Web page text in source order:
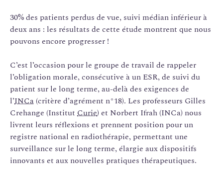
30% des patients perdus de vue, suivi médian inférieur à
deux ans : les résultats de cette étude montrent que nous
pouvons encore progresser !
C’est l’occasion pour le groupe de travail de rappeler
l’obligation morale, consécutive à un ESR, de suivi du
patient sur le long terme, au-delà des exigences de
l’INCa (critère d’agrément n°18). Les professeurs Gilles
Crehange (Institut Curie) et Norbert Ifrah (INCa) nous
livrent leurs réflexions et prennent position pour un
registre national en radiothérapie, permettant une
surveillance sur le long terme, élargie aux dispositifs
innovants et aux nouvelles pratiques thérapeutiques.